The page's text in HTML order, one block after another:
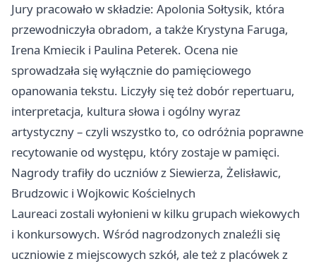
Jury pracowało w składzie: Apolonia Sołtysik, która
przewodniczyła obradom, a także Krystyna Faruga,
Irena Kmiecik i Paulina Peterek. Ocena nie
sprowadzała się wyłącznie do pamięciowego
opanowania tekstu. Liczyły się też dobór repertuaru,
interpretacja, kultura słowa i ogólny wyraz
artystyczny – czyli wszystko to, co odróżnia poprawne
recytowanie od występu, który zostaje w pamięci.
Nagrody trafiły do uczniów z Siewierza, Żelisławic,
Brudzowic i Wojkowic Kościelnych
Laureaci zostali wyłonieni w kilku grupach wiekowych
i konkursowych. Wśród nagrodzonych znaleźli się
uczniowie z miejscowych szkół, ale też z placówek z